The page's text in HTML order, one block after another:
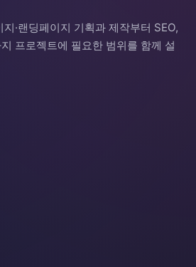
·랜딩페이지 기획과 제작부터 SEO,
프로젝트에 필요한 범위를 함께 설